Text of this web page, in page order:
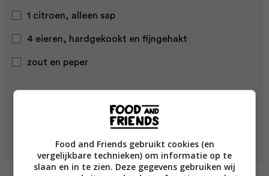
1 citroen, alleen sap
4 eieren, hardgekookt en fijngehakt
zout en peper
Food and Friends gebruikt cookies (en
vergelijkbare technieken) om informatie op te
slaan en in te zien. Deze gegevens gebruiken wij